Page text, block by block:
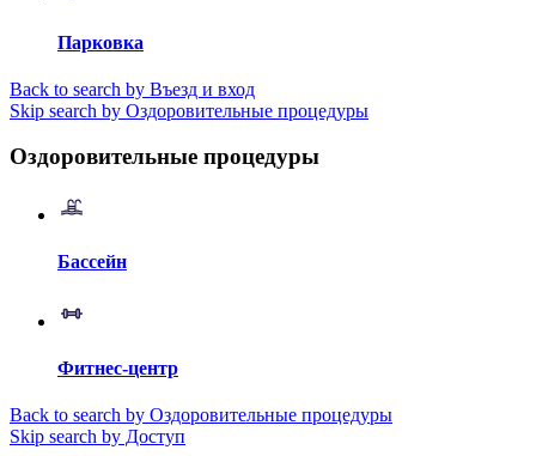
Парковка
Back to search by Въезд и вход
Skip search by Оздоровительные процедуры
Оздоровительные процедуры
Бассейн
Фитнес-центр
Back to search by Оздоровительные процедуры
Skip search by Доступ